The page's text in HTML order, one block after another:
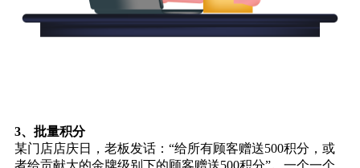
3、批量积分
某门店店庆日，老板发话：“给所有顾客赠送500积分，或